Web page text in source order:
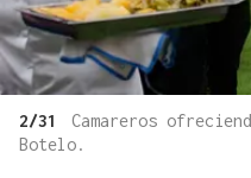
2/31
Camareros
Botelo.